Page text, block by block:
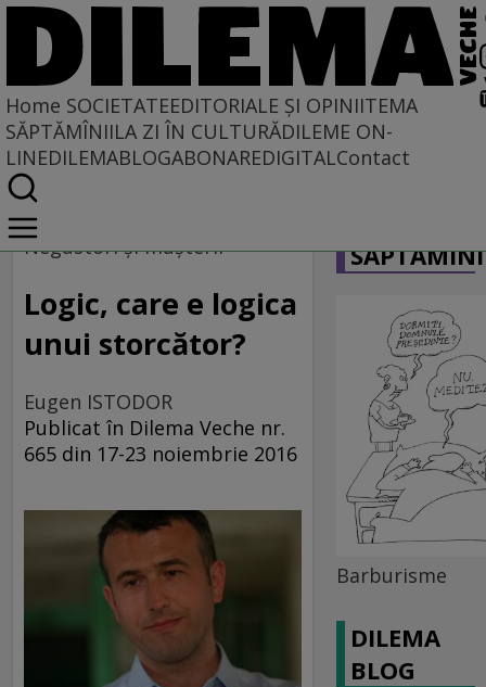
Home SOCIETATEEDITORIALE ȘI OPINIITEMA
SĂPTĂMÎNIILA ZI ÎN CULTURĂDILEME ON-
LINEDILEMABLOGABONAREDIGITALContact
Home
Societate
Negustori şi muşterii
Logic, care e logica
unui storcător?
Eugen ISTODOR
Publicat în Dilema Veche nr.
665 din 17-23 noiembrie 2016
Barburisme
DILEMA
BLOG